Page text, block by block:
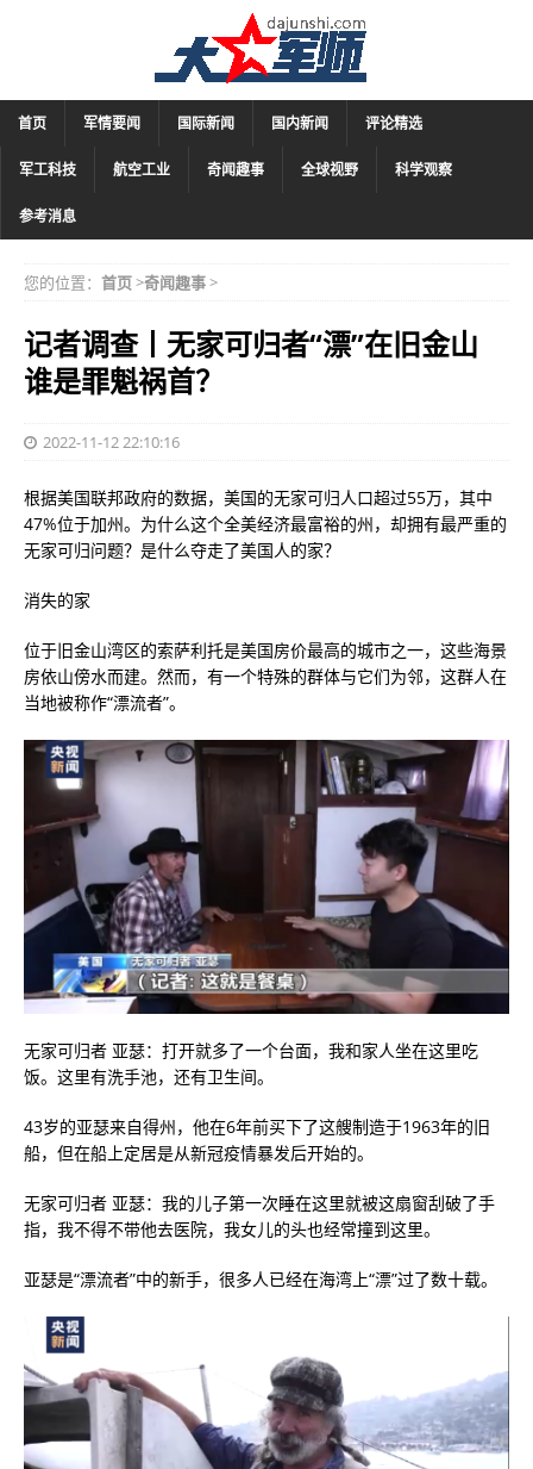
首页 军情要闻 国际新闻 国内新闻 评论精选
军工科技 航空工业 奇闻趣事 全球视野 科学观察
参考消息
您的位置： 首页>奇闻趣事>
记者调查丨无家可归者“漂”在旧金山
谁是罪魁祸首？
2022-11-12 22:10:16
根据美国联邦政府的数据，美国的无家可归人口超过55万，其中
47%位于加州。为什么这个全美经济最富裕的州，却拥有最严重的
无家可归问题？是什么夺走了美国人的家？
消失的家
位于旧金山湾区的索萨利托是美国房价最高的城市之一，这些海景
房依山傍水而建。然而，有一个特殊的群体与它们为邻，这群人在
当地被称作“漂流者”。
无家可归者 亚瑟：打开就多了一个台面，我和家人坐在这里吃
饭。这里有洗手池，还有卫生间。
43岁的亚瑟来自得州，他在6年前买下了这艘制造于1963年的旧
船，但在船上定居是从新冠疫情暴发后开始的。
无家可归者 亚瑟：我的儿子第一次睡在这里就被这扇窗刮破了手
指，我不得不带他去医院，我女儿的头也经常撞到这里。
亚瑟是“漂流者”中的新手，很多人已经在海湾上“漂”过了数十载。